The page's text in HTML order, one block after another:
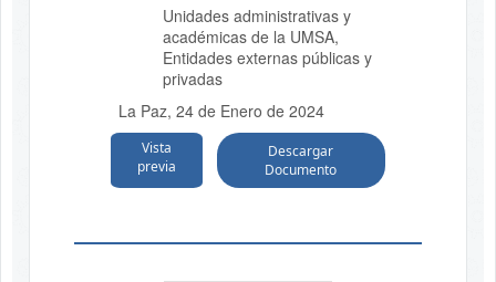
Unidades administrativas y
académicas de la UMSA,
Entidades externas públicas y
privadas
La Paz, 24 de Enero de 2024
Vista
previa
Descargar
Documento